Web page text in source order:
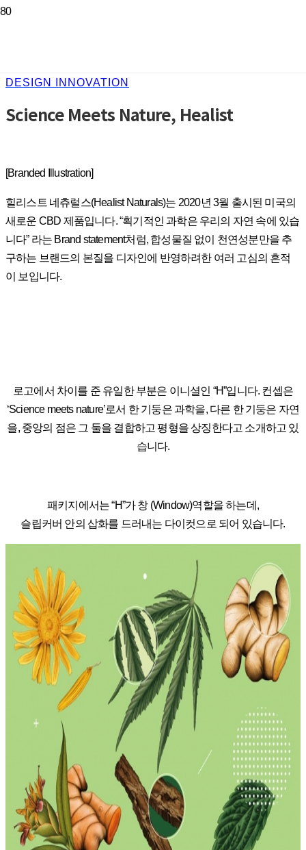
DESIGN INNOVATION
Science Meets Nature, Healist
[Branded Illustration]
힐리스트 네츄럴스(Healist Naturals)는 2020년 3월 출시된 미국의
새로운 CBD 제품입니다. “획기적인 과학은 우리의 자연 속에 있습
니다” 라는 Brand statement처럼, 합성물질 없이 천연성분만을 추
구하는 브랜드의 본질을 디자인에 반영하려한 여러 고심의 흔적
이 보입니다.
로고에서 차이를 준 유일한 부분은 이니셜인 “H”입니다. 컨셉은
‘Science meets nature’로서 한 기둥은 과학을, 다른 한 기둥은 자연
을, 중앙의 점은 그 둘을 결합하고 평형을 상징한다고 소개하고 있
습니다.
패키지에서는 “H”가 창 (Window)역할을 하는데,
슬립커버 안의 삽화를 드러내는 다이컷으로 되어 있습니다.